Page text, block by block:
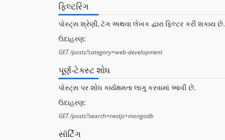
ફિલ્ટરિંગ
પોસ્ટ્સ શ્રેણી, ટૅગ અથવા લેખક દ્વારા ફિલ્ટર કરી શકાય છે.
ઉદાહરણ:
પૂર્ણ-ટેક્સ્ટ શોધ
પોસ્ટ્સ પર શોધ કાર્યક્ષમતા લાગુ કરવામાં આવી છે.
ઉદાહરણ:
સૉર્ટિંગ